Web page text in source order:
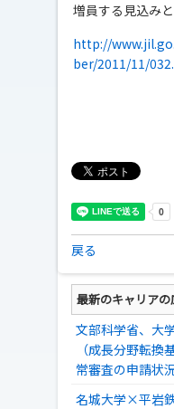
増員する見込みと
http://
ber/2011/11/
戻る
最新のキャリアの
文部科学省、大
（成長分野転
常審査の申請状
名城大学×平岩